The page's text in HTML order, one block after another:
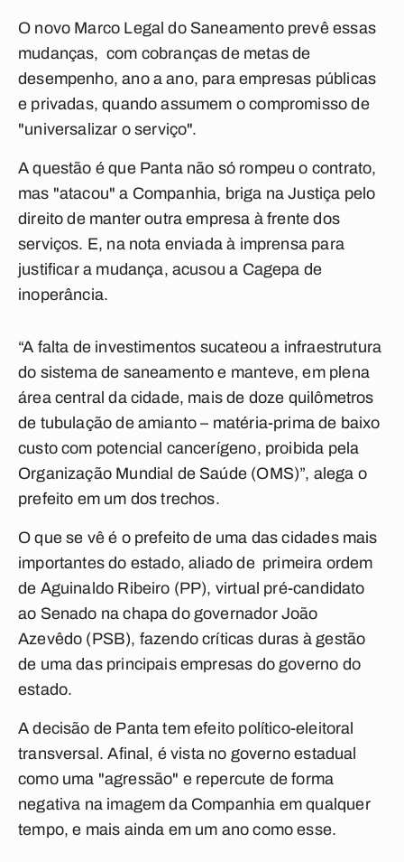
O novo Marco Legal do Saneamento prevê essas
mudanças, com cobranças de metas de
desempenho, ano a ano, para empresas públicas
e privadas, quando assumem o compromisso de
"universalizar o serviço".
A questão é que Panta não só rompeu o contrato,
mas "atacou" a Companhia, briga na Justiça pelo
direito de manter outra empresa à frente dos
serviços. E, na nota enviada à imprensa para
justificar a mudança, acusou a Cagepa de
inoperância.
“A falta de investimentos sucateou a infraestrutura
do sistema de saneamento e manteve, em plena
área central da cidade, mais de doze quilômetros
de tubulação de amianto – matéria-prima de baixo
custo com potencial cancerígeno, proibida pela
Organização Mundial de Saúde (OMS)”, alega o
prefeito em um dos trechos.
O que se vê é o prefeito de uma das cidades mais
importantes do estado, aliado de primeira ordem
de Aguinaldo Ribeiro (PP), virtual pré-candidato
ao Senado na chapa do governador João
Azevêdo (PSB), fazendo críticas duras à gestão
de uma das principais empresas do governo do
estado.
A decisão de Panta tem efeito político-eleitoral
transversal. Afinal, é vista no governo estadual
como uma "agressão" e repercute de forma
negativa na imagem da Companhia em qualquer
tempo, e mais ainda em um ano como esse.